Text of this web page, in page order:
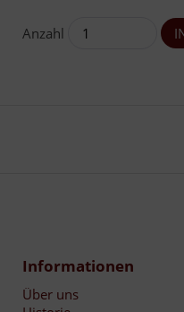
Anzahl
Informationen
Über uns